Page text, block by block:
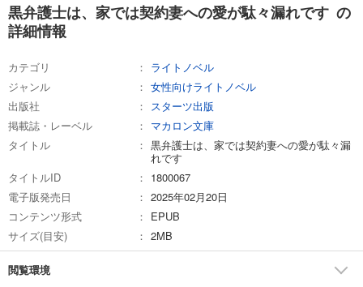
黒弁護士は、家では契約妻への愛が駄々漏れです の
詳細情報
カテゴリ
ライトノベル
ジャンル
女性向けライトノベル
出版社
スターツ出版
掲載誌・レーベル
マカロン文庫
タイトル
黒弁護士は、家では契約妻への愛が駄々漏
れです
タイトルID
1800067
電子版発売日
2025年02月20日
コンテンツ形式
EPUB
サイズ(目安)
2MB
閲覧環境